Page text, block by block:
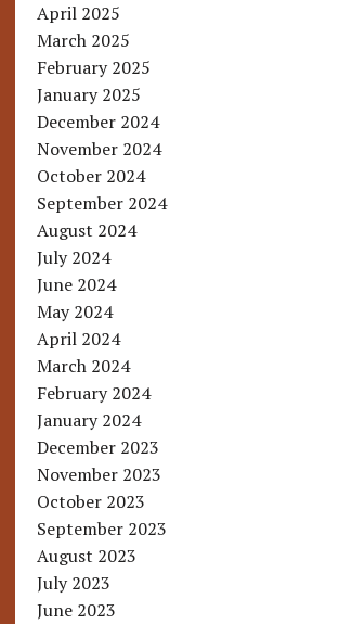
April 2025
March 2025
February 2025
January 2025
December 2024
November 2024
October 2024
September 2024
August 2024
July 2024
June 2024
May 2024
April 2024
March 2024
February 2024
January 2024
December 2023
November 2023
October 2023
September 2023
August 2023
July 2023
June 2023